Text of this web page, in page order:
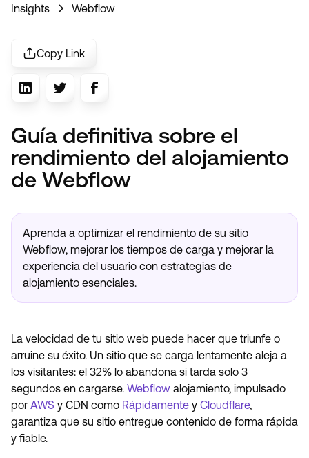
Insights Webflow
Copy Link
Guía definitiva sobre el
rendimiento del alojamiento
de Webflow
Aprenda a optimizar el rendimiento de su sitio
Webflow, mejorar los tiempos de carga y mejorar la
experiencia del usuario con estrategias de
alojamiento esenciales.
La velocidad de tu sitio web puede hacer que triunfe o
arruine su éxito. Un sitio que se carga lentamente aleja a
los visitantes: el 32% lo abandona si tarda solo 3
segundos en cargarse. Webflow alojamiento, impulsado
por AWS y CDN como Rápidamente y Cloudflare,
garantiza que su sitio entregue contenido de forma rápida
y fiable.